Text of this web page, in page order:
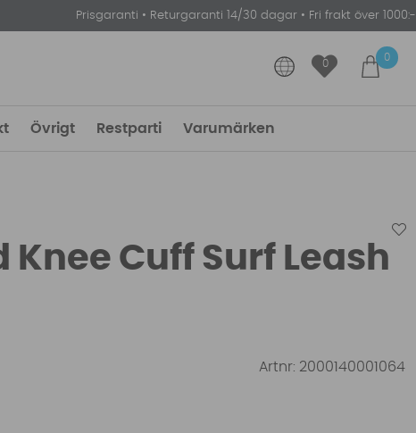
Prisgaranti • Returgaranti 14/30 dagar • Fri frakt över 1000:-
0
0
Övrigt Restparti Varumärken
Cuff Surf Leash
Artnr: 2000140001064